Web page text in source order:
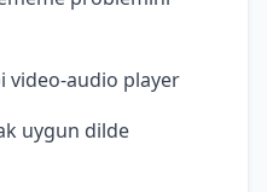
video-audio player
uygun dilde